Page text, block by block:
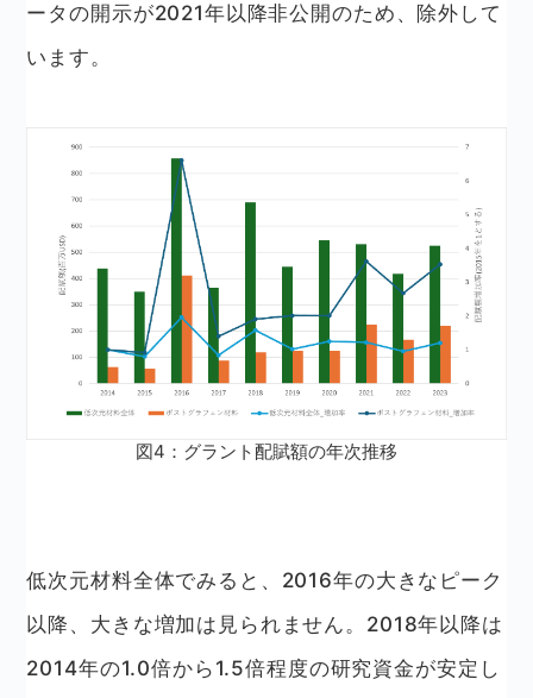
ータの開示が2021年以降非公開のため、除外して
います。
図4：グラント配賦額の年次推移
低次元材料全体でみると、2016年の大きなピーク
以降、大きな増加は見られません。2018年以降は
2014年の1.0倍から1.5倍程度の研究資金が安定し